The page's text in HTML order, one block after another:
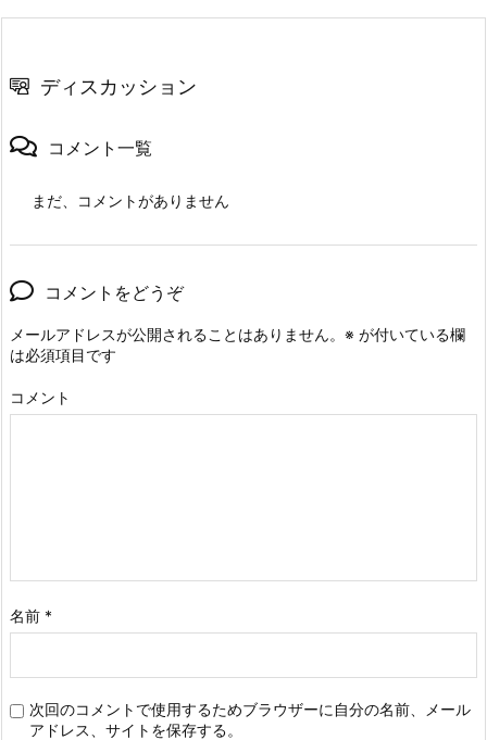
ディスカッション
コメント一覧
まだ、コメントがありません
コメントをどうぞ
メールアドレスが公開されることはありません。 ※ が付いている欄
は必須項目です
コメント
名前 *
次回のコメントで使用するためブラウザーに自分の名前、メール
アドレス、サイトを保存する。